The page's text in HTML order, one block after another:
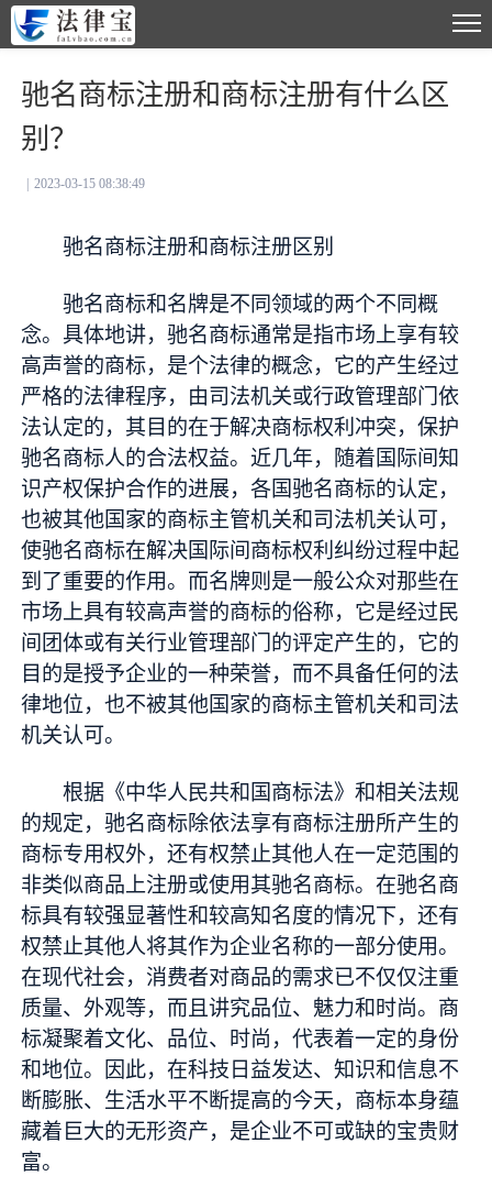
驰名商标注册和商标注册有什么区
别？
2023-03-15 08:38:49
驰名商标注册和商标注册区别
驰名商标和名牌是不同领域的两个不同概
念。具体地讲，驰名商标通常是指市场上享有较
高声誉的商标，是个法律的概念，它的产生经过
严格的法律程序，由司法机关或行政管理部门依
法认定的，其目的在于解决商标权利冲突，保护
驰名商标人的合法权益。近几年，随着国际间知
识产权保护合作的进展，各国驰名商标的认定，
也被其他国家的商标主管机关和司法机关认可，
使驰名商标在解决国际间商标权利纠纷过程中起
到了重要的作用。而名牌则是一般公众对那些在
市场上具有较高声誉的商标的俗称，它是经过民
间团体或有关行业管理部门的评定产生的，它的
目的是授予企业的一种荣誉，而不具备任何的法
律地位，也不被其他国家的商标主管机关和司法
机关认可。
根据《中华人民共和国商标法》和相关法规
的规定，驰名商标除依法享有商标注册所产生的
商标专用权外，还有权禁止其他人在一定范围的
非类似商品上注册或使用其驰名商标。在驰名商
标具有较强显著性和较高知名度的情况下，还有
权禁止其他人将其作为企业名称的一部分使用。
在现代社会，消费者对商品的需求已不仅仅注重
质量、外观等，而且讲究品位、魅力和时尚。商
标凝聚着文化、品位、时尚，代表着一定的身份
和地位。因此，在科技日益发达、知识和信息不
断膨胀、生活水平不断提高的今天，商标本身蕴
藏着巨大的无形资产，是企业不可或缺的宝贵财
富。